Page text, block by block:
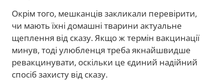
Окрім того, мешканців закликали перевірити,
чи мають їхні домашні тварини актуальне
щеплення від сказу. Якщо ж термін вакцинації
минув, тоді улюбленця треба якнайшвидше
ревакцинувати, оскільки це єдиний надійний
спосіб захисту від сказу.